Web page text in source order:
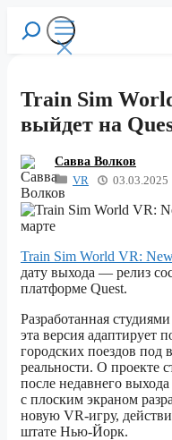
Перейти
содержимому
Меню
Поиск
Train Sim
выйдет на
Савва Волков
VR
03.03.2025
Train Sim World VR:
дату выхода — релиз
платформе Quest.
Разработанная
эта версия адаптирует
городских поездов под
реальности. О проекте
после недавнего
с плоским экраном
новую VR-игру,
штате Нью-Йорк.